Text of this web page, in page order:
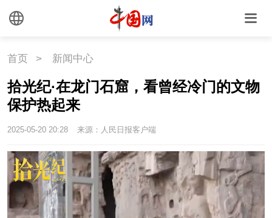
国情
海洋 草原 湾区
联盟
首页 > 新闻中心
拾光纪·在龙门石窟，看曾经冷门的文物
保护热起来
2025-05-20 20:28 来源：人民日报客户端